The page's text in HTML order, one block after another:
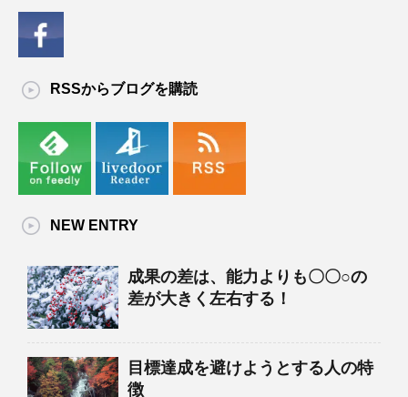
RSSからブログを購読
NEW ENTRY
成果の差は、能力よりも〇〇○の
差が大きく左右する！
目標達成を避けようとする人の特
徴